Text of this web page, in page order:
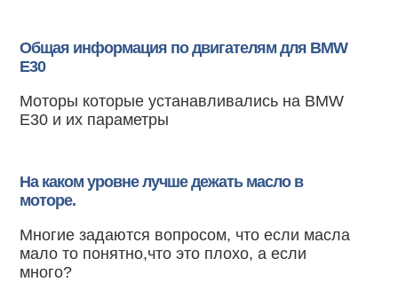
Общая информация по двигателям для BMW
E30
Моторы которые устанавливались на BMW
E30 и их параметры
На каком уровне лучше дежать масло в
моторе.
Многие задаются вопросом, что если масла
мало то понятно,что это плохо, а если
много?